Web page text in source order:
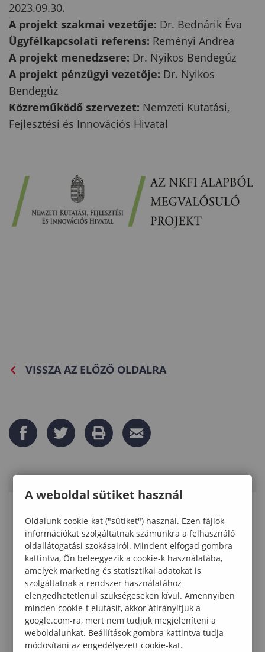
2023.09.30.
A projekt szakmai vezetője: Dr. Bednárik Éva
Ügyfélkapcsolati referens: Reményi Andrea
A projekt menedzsere: Dr. Nyikos Bendegúz
A projekt pénzügyi vezetője: Dr. Nyikos
Bendegúz
Közreműködő szervezet: Nemzeti Kutatási,
Fejlesztési és Innovációs Hivatal
VISSZA AZ ELŐZŐ OLDALRA
KAPCSOLÓDÓ ELÉRHETŐSÉGEK
Dr. Bednárik Éva
egyetemi docens
I. em. 105.
(+36 99) 518-470
Lámfalussy Sándor
Közgazdaságtudományi Kar
EMAIL KÜLDÉSE
A weboldal sütiket használ
Oldalunk cookie-kat ("sütiket") használ. Ezen fájlok
információkat szolgáltatnak számunkra a felhasználó
oldallátogatási szokásairól. Mindent elfogad gombra
kattintva, Ön beleegyezik a cookie-k használatába,
amelyek marketing és statisztikai adatokat is
szolgáltatnak a rendszer használatához
elengedhetetlenül szükségeseken kívül. Amennyiben
minden cookie-t elutasít, akkor átirányítjuk a
google.com-ra, mert nem tudjuk megjeleníteni a
weboldalunkat. Beállítások gombra kattintva tudja
módosítani az engedélyezett cookie-kat.